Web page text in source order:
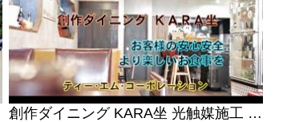
創作ダイニング KARA坐 光触媒施工 三島広小路 感染防止対策 居酒屋 安心安全